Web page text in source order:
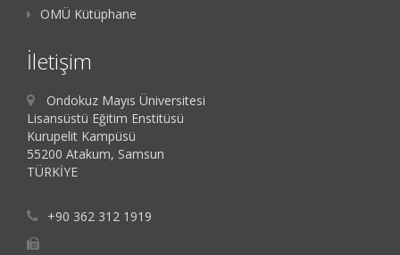
OMÜ Kütüphane
İletişim
Ondokuz Mayıs Üniversitesi
Lisansüstü Eğitim Enstitüsü
Kurupelit Kampüsü
55200 Atakum, Samsun
TÜRKİYE
+90 362 312 1919